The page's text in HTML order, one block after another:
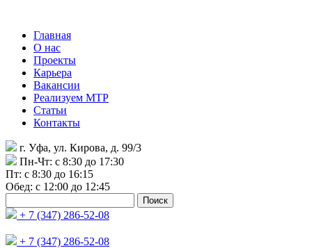
Главная
О нас
Проекты
Карьера
Вакансии
Реализуем МТР
Статьи
Контакты
г. Уфа, ул. Кирова, д. 99/3
Пн-Чт: c 8:30 до 17:30
Пт: c 8:30 до 16:15
Обед: c 12:00 до 12:45
+ 7 (347) 286-52-08
+ 7 (347) 286-52-08